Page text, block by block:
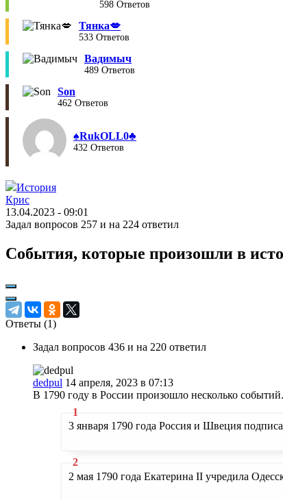
598 Ответов
Тянка💋
533 Ответов
Вадимыч
489 Ответов
Son
462 Ответов
♠︎RukOLL0♣︎
432 Ответов
История
Крис
13.04.2023 - 09:01
Задал вопросов 257 и на 224 ответил
События, которые произошли в
Ответы (1)
Задал вопросов 436 и на 220 ответил
dedpul 14 апреля, 2023 в 07:13
В 1790 году в России произошло несколько
3 января 1790 года Россия и Швеция
2 мая 1790 года Екатерина II учредила